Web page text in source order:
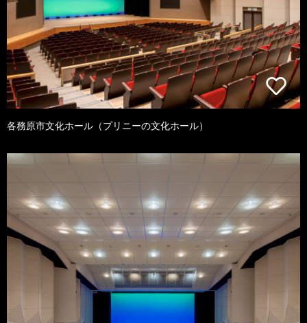
各務原市文化ホール（プリニーの文化ホール）